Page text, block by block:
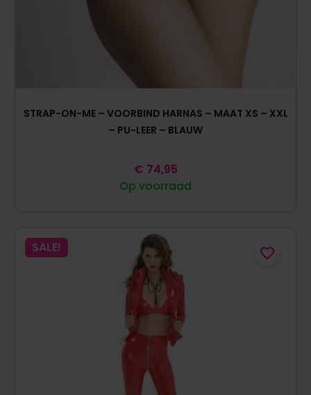
STRAP-ON-ME – VOORBIND HARNAS – MAAT XS – XXL
– PU-LEER – BLAUW
Op voorraad
€ 74,95
SALE!